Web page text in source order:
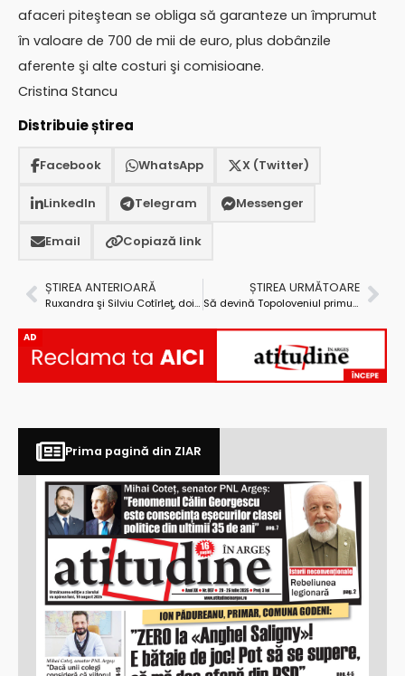
afaceri piteştean se obliga să garanteze un împrumut
în valoare de 700 de mii de euro, plus dobânzile
aferente şi alte costuri şi comisioane.
Cristina Stancu
Distribuie știrea
Facebook WhatsApp X (Twitter)
LinkedIn Telegram Messenger
Email Copiază link
ȘTIREA ANTERIOARĂ
Ruxandra şi Silviu Cotîrleţ, doi artişti uniţi de nevoia de a face ceva ieşit din tipare
ȘTIREA URMĂTOARE
Să devină Topoloveniul primul oraș din România reabilitat termic integral?
AD
Prima pagină din ZIAR